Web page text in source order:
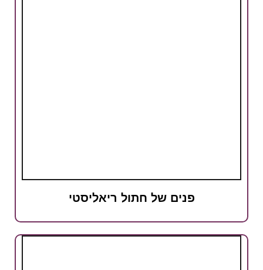
פנים של חתול ריאליסטי